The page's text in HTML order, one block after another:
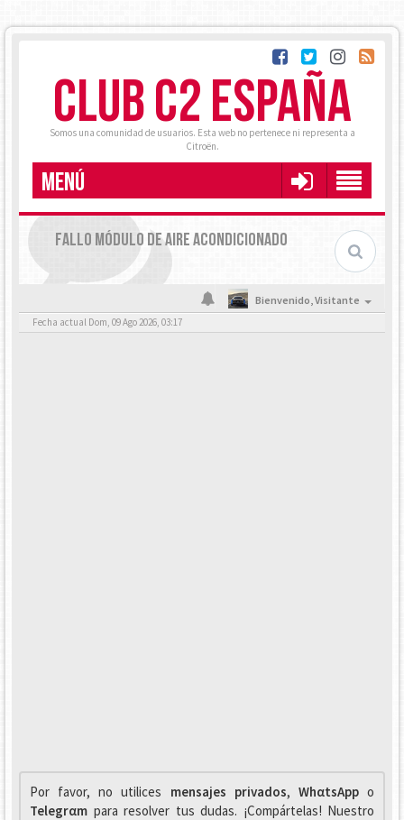
CLUB C2 ESPAÑA
Somos una comunidad de usuarios. Esta web no pertenece ni representa a
Citroën.
MENÚ
FALLO MÓDULO DE AIRE ACONDICIONADO
Bienvenido,Visitante
Fecha actual Dom, 09 Ago 2026, 03:17
Por favor, no utilices mensajes privados, WhαtsAppo
Telegrαm para resolver tus dudas. ¡Compártelas! Nuestro